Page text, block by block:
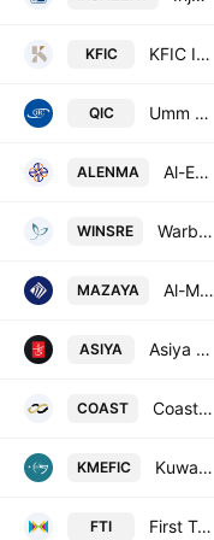
KFIC KFIC Invest K.S.C.P
QIC Umm Al-Qaiwain General Investments Co PSC
ALENMA Al-Enmaa Real Estate Company KSCP
WINSRE Warba Insurance and Reinsurance Company
MAZAYA Al-Mazaya Holding Co. SAKC
ASIYA Asiya Capital Investments Company (K.S.C.P)
COAST Coast Investment & Development Co. K.S.C.C.
KMEFIC Kuwait & Middle East Financial Investment Co. KSCC
FTI First Takaful Insurance Co. KSCC